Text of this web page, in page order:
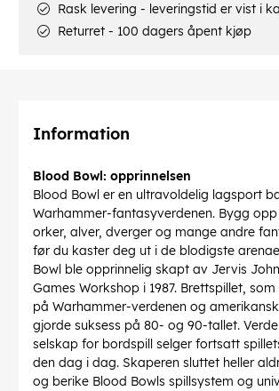
Rask levering - leveringstid er vist i
Returret - 100 dagers åpent kjøp
Information
Blood Bowl: opprinnelsen
Blood Bowl er en ultravoldelig lagsport
Warhammer-fantasyverdenen. Bygg
orker, alver, dverger og mange andre
før du kaster deg ut i de blodigste
Bowl ble opprinnelig skapt av Jervis
Games Workshop i 1987. Brettspillet,
på Warhammer-verdenen og
gjorde suksess på 80- og 90-tallet.
selskap for bordspill selger fortsatt
den dag i dag. Skaperen sluttet heller
og berike Blood Bowls spillsystem og